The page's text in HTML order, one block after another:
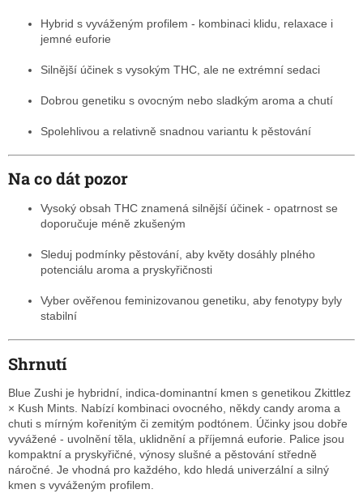
Hybrid s vyváženým profilem - kombinaci klidu, relaxace i
jemné euforie
Silnější účinek s vysokým THC, ale ne extrémní sedaci
Dobrou genetiku s ovocným nebo sladkým aroma a chutí
Spolehlivou a relativně snadnou variantu k pěstování
Na co dát pozor
Vysoký obsah THC znamená silnější účinek - opatrnost se
doporučuje méně zkušeným
Sleduj podmínky pěstování, aby květy dosáhly plného
potenciálu aroma a pryskyřičnosti
Vyber ověřenou feminizovanou genetiku, aby fenotypy byly
stabilní
Shrnutí
Blue Zushi je hybridní, indica-dominantní kmen s genetikou Zkittlez
× Kush Mints. Nabízí kombinaci ovocného, někdy candy aroma a
chuti s mírným kořenitým či zemitým podtónem. Účinky jsou dobře
vyvážené - uvolnění těla, uklidnění a příjemná euforie. Palice jsou
kompaktní a pryskyřičné, výnosy slušné a pěstování středně
náročné. Je vhodná pro každého, kdo hledá univerzální a silný
kmen s vyváženým profilem.